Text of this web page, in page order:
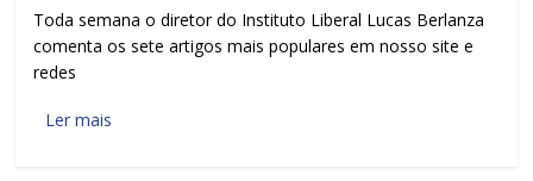
Toda semana o diretor do Instituto Liberal Lucas Berlanza
comenta os sete artigos mais populares em nosso site e
redes
Ler mais